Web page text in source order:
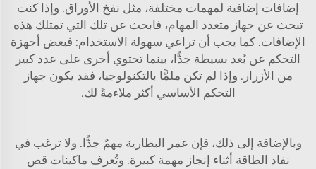
إضافات إضافية لمهمات مختلفة، مثل نفخ الأوراق. وإذا كنت
تبحث عن جهاز متعدد المهام، فابحث عن تلك التي تمتلك هذه
الإضافات. كما يجب أن تراعي سهولة الاستخدام: فبعض أجهزة
التحكم عن بُعد بسيطة جدًّا، بينما تحتوي أخرى على عدد كبير
من الأزرار. وإذا لم تكن ملمًّا بالتكنولوجيا، فقد يكون جهاز
التحكم الأساسي أكثر ملاءمةً لك.
وبالإضافة إلى ذلك، فإن عمر البطارية مهمٌ جدًّا. ولا ترغب في
نفاد الطاقة أثناء إنجاز مهمة كبيرة. وتُعرف ماكينات قص